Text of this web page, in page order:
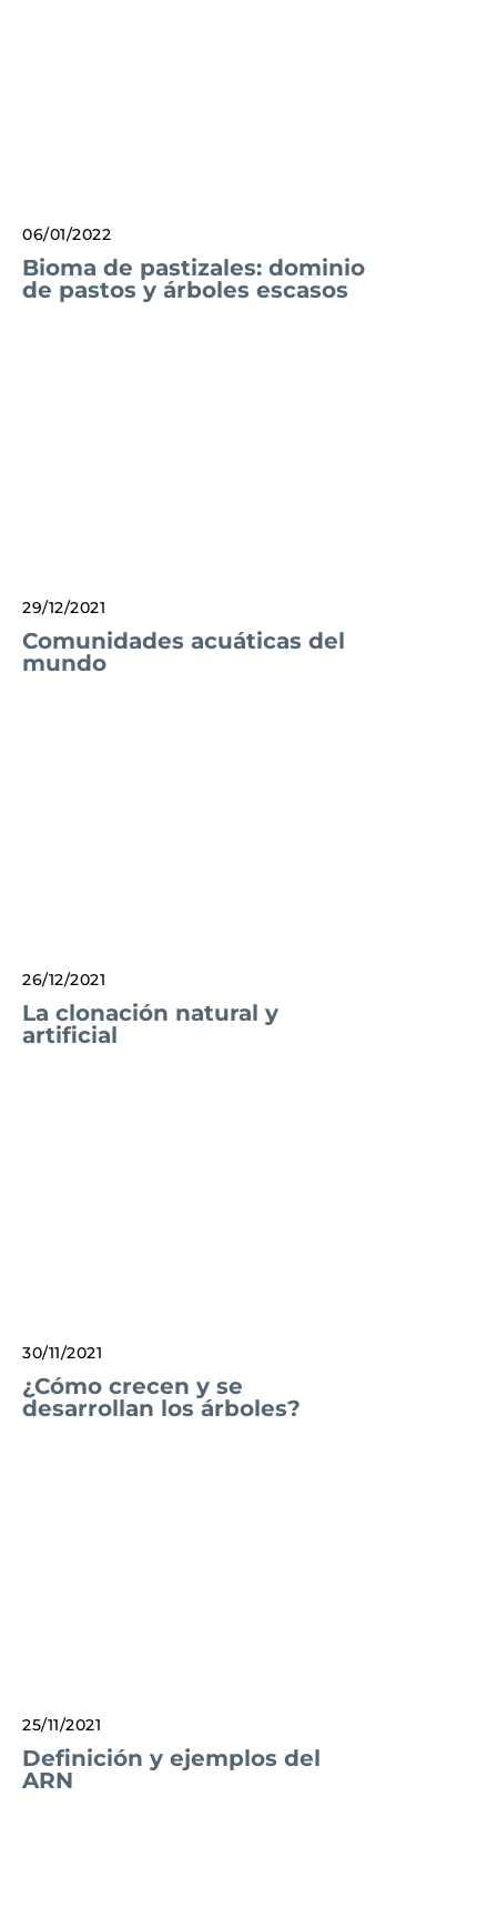
06/01/2022
Bioma de pastizales: dominio
de pastos y árboles escasos
29/12/2021
Comunidades acuáticas del
mundo
26/12/2021
La clonación natural y
artificial
30/11/2021
¿Cómo crecen y se
desarrollan los árboles?
25/11/2021
Definición y ejemplos del
ARN